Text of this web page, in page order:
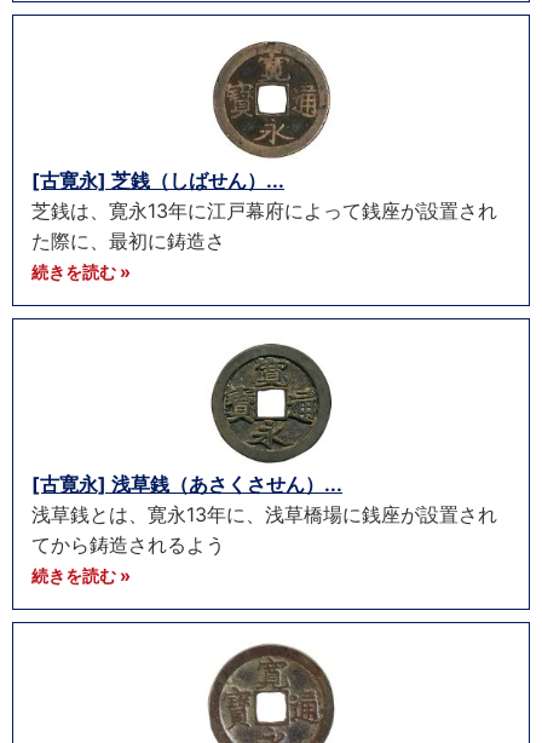
[古寛永] 芝銭（しばせん）...
芝銭は、寛永13年に江戸幕府によって銭座が設置され
た際に、最初に鋳造さ
続きを読む »
[古寛永] 浅草銭（あさくさせん）...
浅草銭とは、寛永13年に、浅草橋場に銭座が設置され
てから鋳造されるよう
続きを読む »